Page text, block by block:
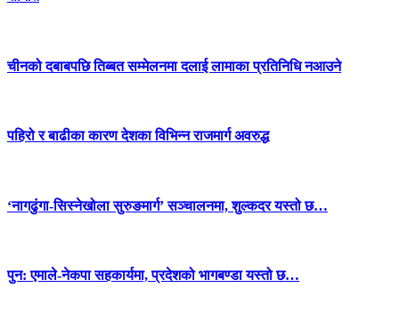
चीनको दबाबपछि तिब्बत सम्मेलनमा दलाई लामाका प्रतिनिधि नआउने
पहिरो र बाढीका कारण देशका विभिन्न राजमार्ग अवरुद्ध
‘नागढुंगा-सिस्नेखोला सुरुङमार्ग’ सञ्चालनमा, शुल्कदर यस्तो छ…
पुन: एमाले-नेकपा सहकार्यमा, प्रदेशको भागबण्डा यस्तो छ…